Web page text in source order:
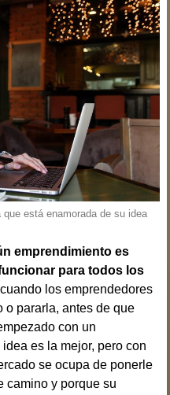
está enamorada de su idea
emprendimiento es
para todos los
los emprendedores
o pararla, antes de que
con un
es la mejor, pero con
se ocupa de ponerle
camino y porque su